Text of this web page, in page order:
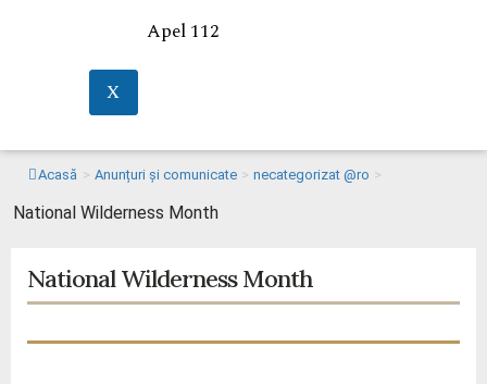
Apel 112
X
Acasă > Anunțuri și comunicate > necategorizat @ro >
National Wilderness Month
National Wilderness Month